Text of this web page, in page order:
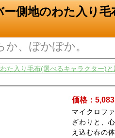
側地のわた入り
、ぽかぽか。
価格：
マイクロフ
ざわりと、
え込む春の